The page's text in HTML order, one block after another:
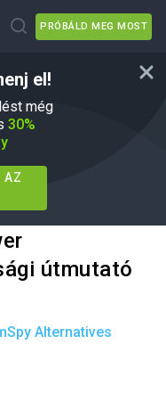
PRÓBÁLD MEG MOST
el!
még
30%
AZ
útmutató
Alternatives